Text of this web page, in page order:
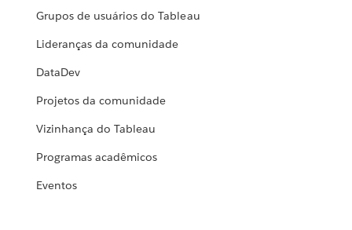
Grupos de usuários do Tableau
Lideranças da comunidade
DataDev
Projetos da comunidade
Vizinhança do Tableau
Programas acadêmicos
Eventos